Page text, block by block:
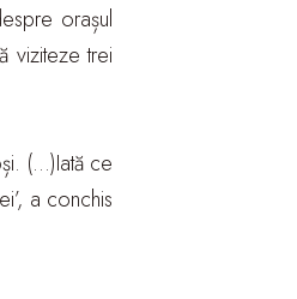
orașul
viziteze trei
(…)Iată ce
a conchis